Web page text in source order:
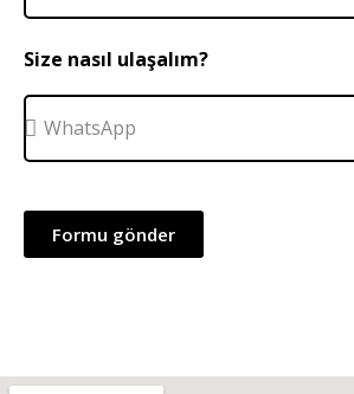
Size nasıl ulaşalım?
Formu gönder